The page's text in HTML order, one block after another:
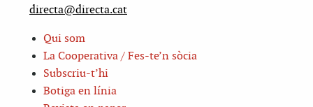
directa@directa.cat
Qui som
La Cooperativa / Fes-te’n sòcia
Subscriu-t’hi
Botiga en línia